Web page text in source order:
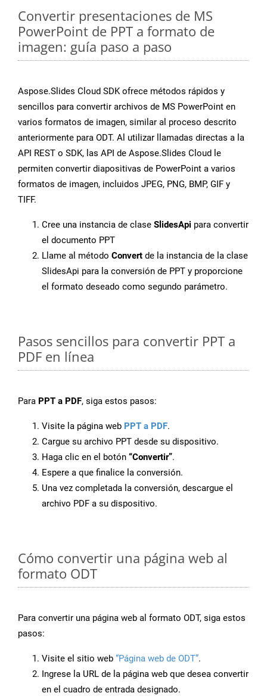
Convertir presentaciones de MS
PowerPoint de PPT a formato de
imagen: guía paso a paso
Aspose.Slides Cloud SDK ofrece métodos rápidos y
sencillos para convertir archivos de MS PowerPoint en
varios formatos de imagen, similar al proceso descrito
anteriormente para ODT. Al utilizar llamadas directas a la
API REST o SDK, las API de Aspose.Slides Cloud le
permiten convertir diapositivas de PowerPoint a varios
formatos de imagen, incluidos JPEG, PNG, BMP, GIF y
TIFF.
Cree una instancia de clase SlidesApi para convertir
el documento PPT
Llame al método Convert de la instancia de la clase
SlidesApi para la conversión de PPT y proporcione
el formato deseado como segundo parámetro.
Pasos sencillos para convertir PPT a
PDF en línea
Para PPT a PDF, siga estos pasos:
Visite la página web PPT a PDF.
Cargue su archivo PPT desde su dispositivo.
Haga clic en el botón “Convertir”.
Espere a que finalice la conversión.
Una vez completada la conversión, descargue el
archivo PDF a su dispositivo.
Cómo convertir una página web al
formato ODT
Para convertir una página web al formato ODT, siga estos
pasos:
Visite el sitio web “Página web de ODT”.
Ingrese la URL de la página web que desea convertir
en el cuadro de entrada designado.